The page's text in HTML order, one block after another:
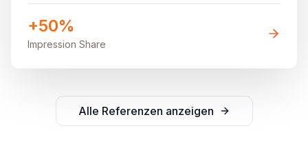
+50%
Impression Share
Alle Referenzen anzeigen